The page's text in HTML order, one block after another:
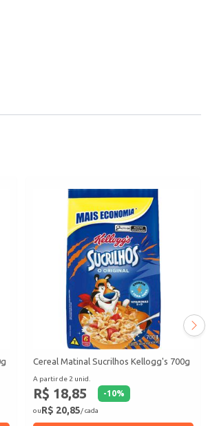
Cereal Matinal Sucrilhos Kellogg's 700g
A partir de 2 unid.
R$ 18,85 -10%
ouR$ 20,85/ cada